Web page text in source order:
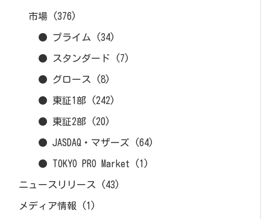
市場 (376)
● プライム (34)
● スタンダード (7)
● グロース (8)
● 東証1部 (242)
● 東証2部 (20)
● JASDAQ・マザーズ (64)
● TOKYO PRO Market (1)
ニュースリリース (43)
メディア情報 (1)